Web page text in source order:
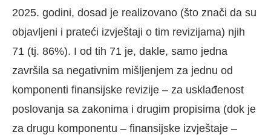
2025. godini, dosad je realizovano (što znači da su
objavljeni i prateći izvještaji o tim revizijama) njih
71 (tj. 86%). I od tih 71 je, dakle, samo jedna
završila sa negativnim mišljenjem za jednu od
komponenti finansijske revizije – za usklađenost
poslovanja sa zakonima i drugim propisima (dok je
za drugu komponentu – finansijske izvještaje –